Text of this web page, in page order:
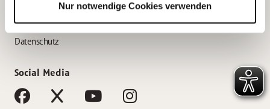
Nur notwendige Cookies verwenden
Impressum
Datenschutz
Social Media